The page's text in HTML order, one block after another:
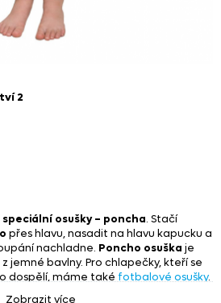
speciální osušky – poncha. Stačí
přes hlavu, nasadit na hlavu kapucku a
nachladne. Poncho osuška je
jemné bavlny. Pro chlapečky, kteří se
dospělí, máme také fotbalové osušky.
Zobrazit více
2